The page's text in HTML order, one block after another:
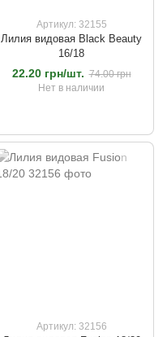
Артикул: 32155
Лилия видовая Black Beauty
16/18
22.20 грн/шт. 74.00 грн
Нет в наличии
Артикул: 32156